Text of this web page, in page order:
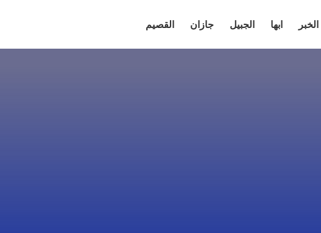
الخبر ابها الجبيل جازان القصيم